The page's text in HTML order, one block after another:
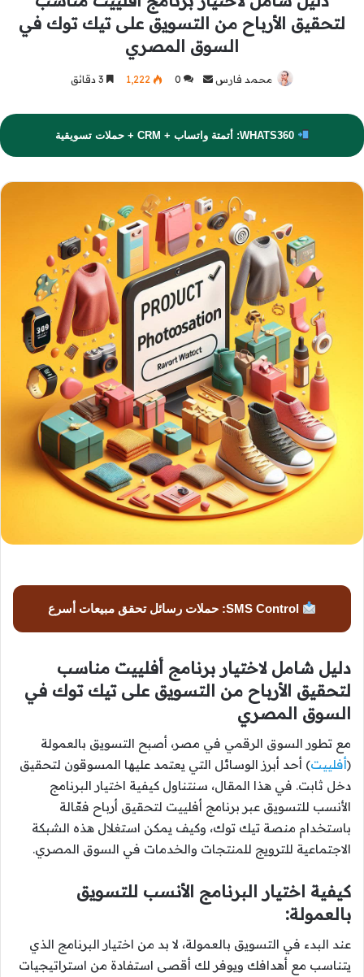
لتحقيق الأرباح من التسويق على تيك توك في
السوق المصري
محمد فارس
أرسل
إلكترونيا
0 1٬222
WHATS360: أتمتة واتساب + CRM + حملات تسويقية
SMS Control: حملات رسائل تحقق مبيعات أسرع
دليل شامل لاختيار برنامج أفلييت مناسب
لتحقيق الأرباح من التسويق على تيك توك في
السوق المصري
مع تطور السوق الرقمي في مصر، أصبح التسويق بالعمولة
(أفلييت) أحد أبرز الوسائل التي يعتمد عليها المسوقون لتحقيق
دخل ثابت. في هذا المقال، سنتناول كيفية اختيار البرنامج
الأنسب للتسويق عبر برنامج أفلييت لتحقيق أرباح فعّالة
باستخدام منصة تيك توك، وكيف يمكن استغلال هذه الشبكة
الاجتماعية للترويج للمنتجات والخدمات في السوق المصري.
كيفية اختيار البرنامج الأنسب للتسويق
بالعمولة:
عند البدء في التسويق بالعمولة، لا بد من اختيار البرنامج الذي
يتناسب مع أهدافك ويوفر لك أقصى استفادة من استراتيجيات